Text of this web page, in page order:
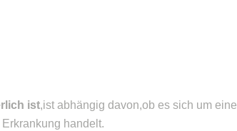
ist,ist abhängig davon,ob es sich um eine
handelt.